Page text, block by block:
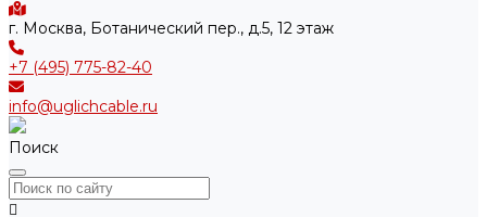
г. Москва, Ботанический пер., д.5, 12 этаж
+7 (495) 775-82-40
info@uglichcable.ru
Поиск